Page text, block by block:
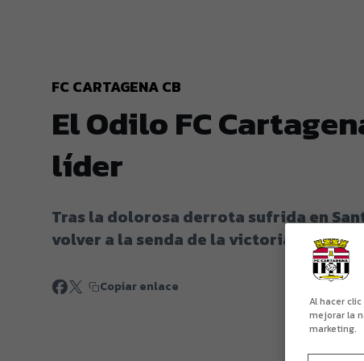
FC CARTAGENA CB
El Odilo FC
líder
Tras la dolorosa derrota sufrida en
volver a la senda de la victoria y
Copiar enlace
Al hacer
mejorar la
marketing.